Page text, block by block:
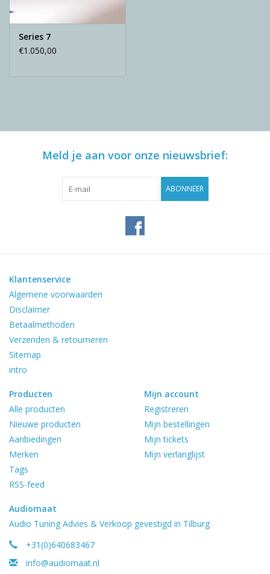
Series 7
€1.050,00
Meld je aan voor onze nieuwsbrief:
ABONNEER
Klantenservice
Algemene voorwaarden
Disclaimer
Betaalmethoden
Verzenden & retourneren
Sitemap
intro
Producten
Alle producten
Nieuwe producten
Aanbiedingen
Merken
Tags
RSS-feed
Mijn account
Registreren
Mijn bestellingen
Mijn tickets
Mijn verlanglijst
Audiomaat
Audio Tuning Advies & Verkoop gevestigd in Tilburg
+31(0)640683467
info@audiomaat.nl